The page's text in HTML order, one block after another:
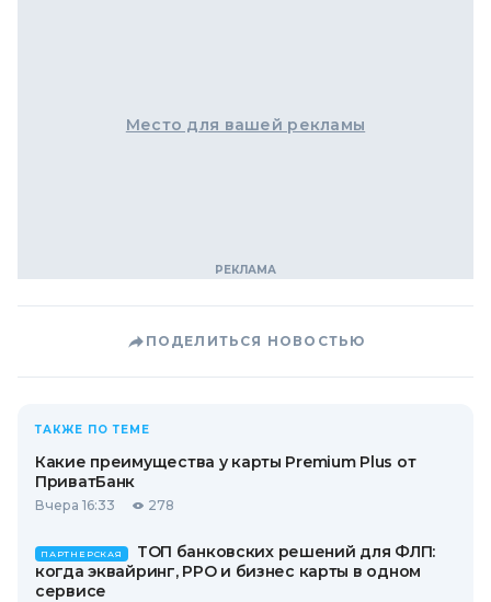
Место для вашей рекламы
ПОДЕЛИТЬСЯ НОВОСТЬЮ
ТАКЖЕ ПО ТЕМЕ
Какие преимущества у карты Premium Plus от
ПриватБанк
Вчера 16:33 278
ПАРТНЕРСКАЯ
ТОП банковских решений для ФЛП:
когда эквайринг, РРО и бизнес карты в одном
сервисе